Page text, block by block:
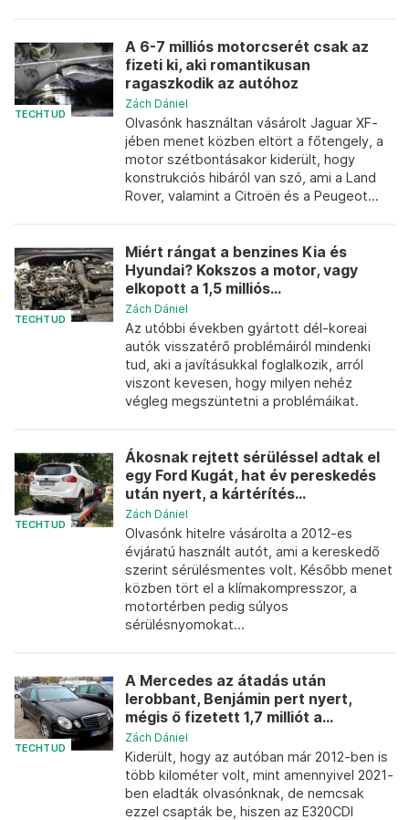
TECHTUD
A 6-7 milliós motorcserét csak az
fizeti ki, aki romantikusan
ragaszkodik az autóhoz
Zách Dániel
Olvasónk használtan vásárolt Jaguar XF-
jében menet közben eltört a főtengely, a
motor szétbontásakor kiderült, hogy
konstrukciós hibáról van szó, ami a Land
Rover, valamint a Citroën és a Peugeot...
TECHTUD
Miért rángat a benzines Kia és
Hyundai? Kokszos a motor, vagy
elkopott a 1,5 milliós...
Zách Dániel
Az utóbbi években gyártott dél-koreai
autók visszatérő problémáiról mindenki
tud, aki a javításukkal foglalkozik, arról
viszont kevesen, hogy milyen nehéz
végleg megszüntetni a problémáikat.
TECHTUD
Ákosnak rejtett sérüléssel adtak el
egy Ford Kugát, hat év pereskedés
után nyert, a kártérítés...
Zách Dániel
Olvasónk hitelre vásárolta a 2012-es
évjáratú használt autót, ami a kereskedő
szerint sérülésmentes volt. Később menet
közben tört el a klímakompresszor, a
motortérben pedig súlyos
sérülésnyomokat...
TECHTUD
A Mercedes az átadás után
lerobbant, Benjámin pert nyert,
mégis ő fizetett 1,7 milliót a...
Zách Dániel
Kiderült, hogy az autóban már 2012-ben is
több kilométer volt, mint amennyivel 2021-
ben eladták olvasónknak, de nemcsak
ezzel csapták be, hiszen az E320CDI